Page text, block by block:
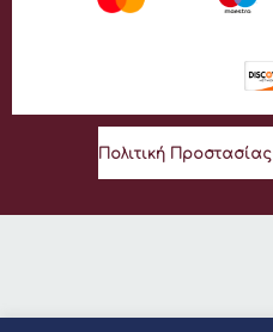
Πολιτική Προστασίας